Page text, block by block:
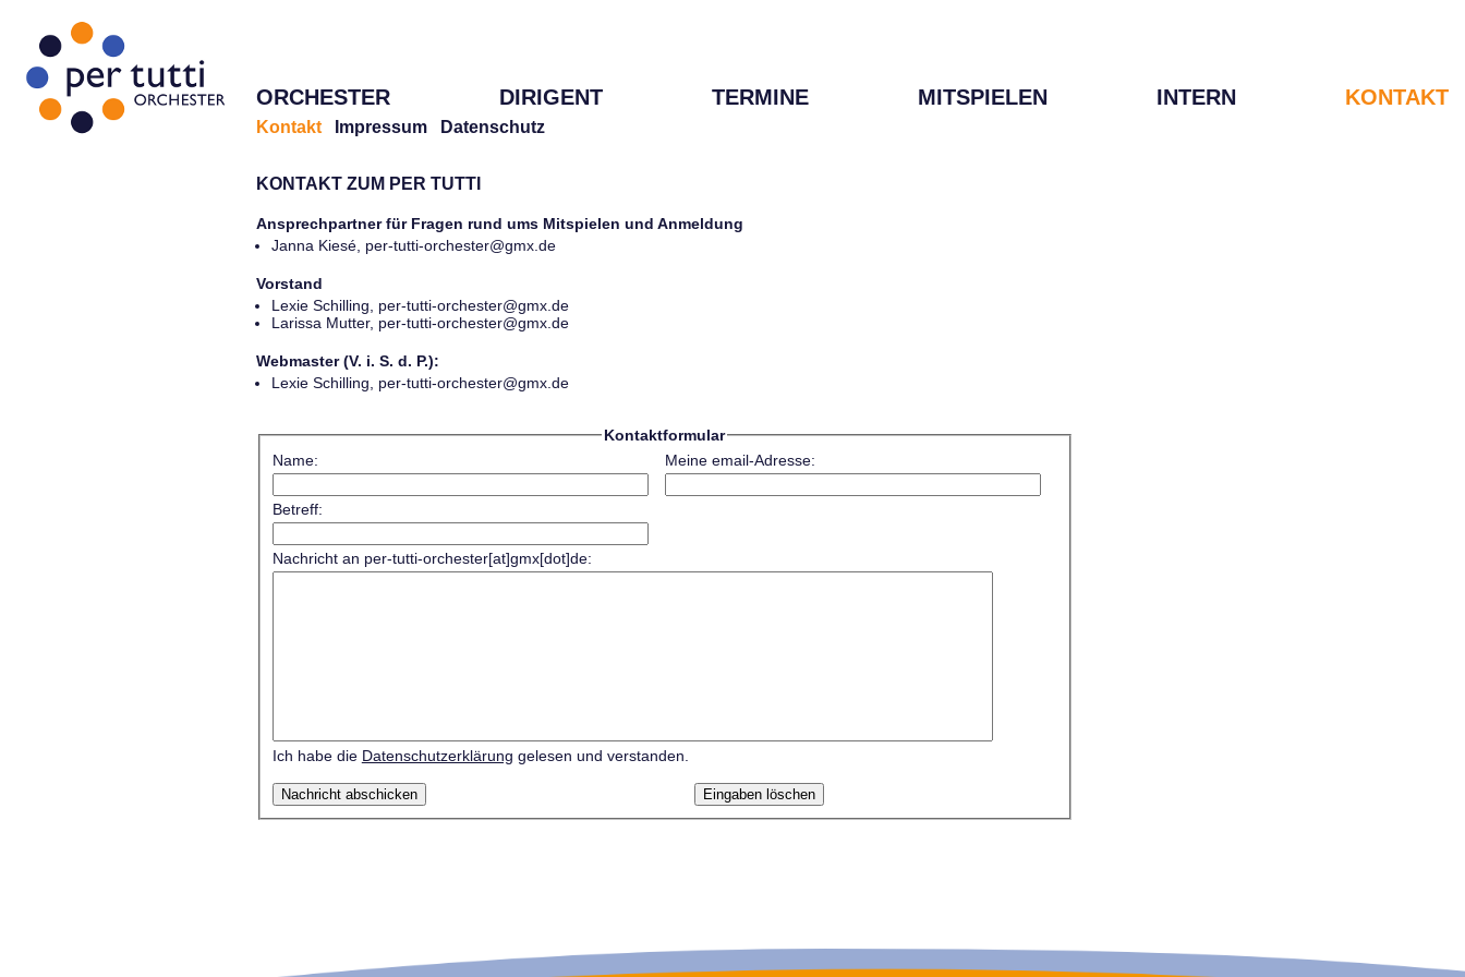
ORCHESTER DIRIGENT TERMINE MITSPIELEN INTERN KONTAKT
Kontakt Impressum Datenschutz
KONTAKT ZUM PER TUTTI
Ansprechpartner für Fragen rund ums Mitspielen und Anmeldung
Janna Kiesé, per-tutti-orchester@gmx.de
Vorstand
Lexie Schilling, per-tutti-orchester@gmx.de
Larissa Mutter, per-tutti-orchester@gmx.de
Webmaster (V. i. S. d. P.):
Lexie Schilling, per-tutti-orchester@gmx.de
Kontaktformular
Name:
Meine email-Adresse:
Betreff:
Nachricht an per-tutti-orchester[at]gmx[dot]de:
Ich habe die Datenschutzerklärung gelesen und verstanden.